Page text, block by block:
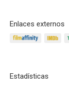
Enlaces externos
Estadísticas